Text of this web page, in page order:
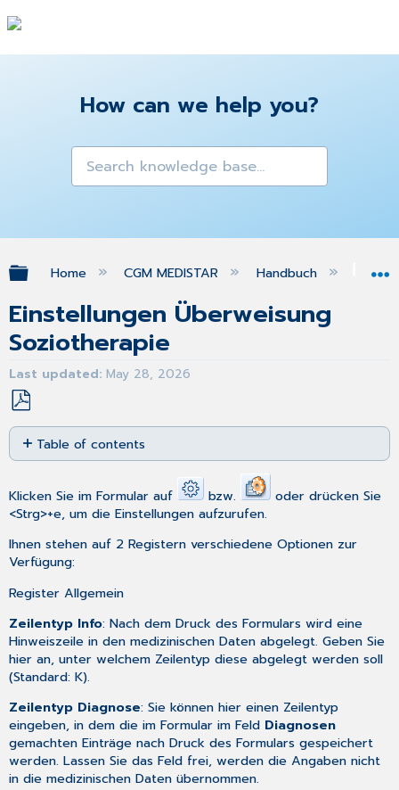
How can we help you?
Expand/collapse global hierarchy
Home CGM MEDISTAR Handbuch
Einstellungen Überweisung
Soziotherapie
Last updated May 28, 2026
Save
as
PDF
Table of contents
No
Klicken Sie im Formular auf
bzw.
oder drücken Sie
<Strg>+e, um die Einstellungen aufzurufen.
Ihnen stehen auf 2 Registern verschiedene Optionen zur
Verfügung:
Register Allgemein
Zeilentyp Info: Nach dem Druck des Formulars wird eine
Hinweiszeile in den medizinischen Daten abgelegt. Geben Sie
hier an, unter welchem Zeilentyp diese abgelegt werden soll
(Standard: K).
Zeilentyp Diagnose: Sie können hier einen Zeilentyp
eingeben, in dem die im Formular im Feld Diagnosen
gemachten Einträge nach Druck des Formulars gespeichert
werden. Lassen Sie das Feld frei, werden die Angaben nicht
in die medizinischen Daten übernommen.